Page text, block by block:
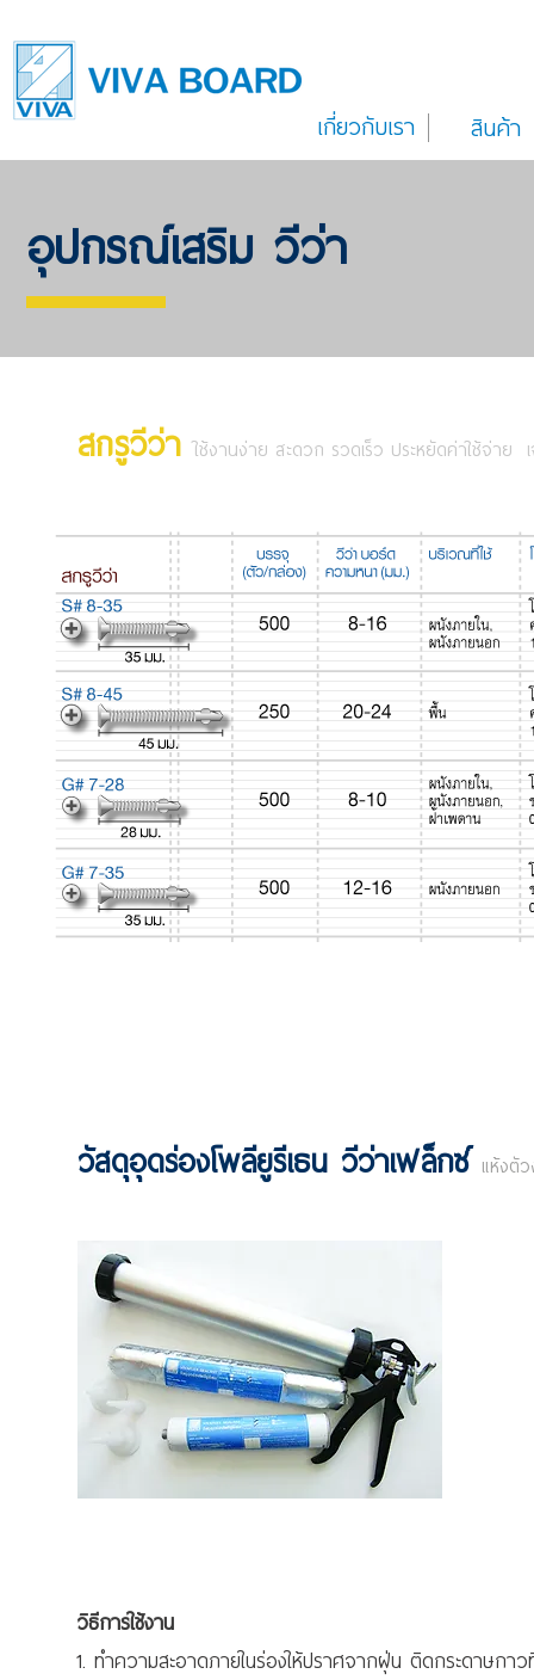
เกี่ยวกับเรา สินค้า
อุปกรณ์เสริม วีว่า
สกรูวีว่าใช้งานง่าย สะดวก รวดเร็ว ประหยัดค่าใช้จ่าย
วัสดุอุดร่องโพลียูรีเธน วีว่าเฟล็กซ์ แห้งตั
วิธีการใช้งาน
1. ทำความสะอาดภายในร่องให้ปราศจากฝุ่น ติดกระดาษกา